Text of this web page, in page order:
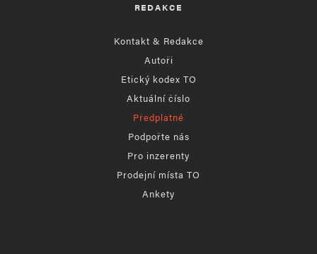
REDAKCE
Kontakt & Redakce
Autoři
Etický kodex TO
Aktuální číslo
Předplatné
Podpořte nás
Pro inzerenty
Prodejní místa TO
Ankety